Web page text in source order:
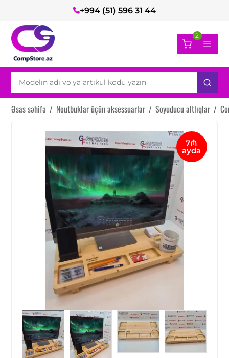
+994 (51) 596 31 44
2
Əsas səhifə / Noutbuklar üçün aksessuarlar / Soyuducu altlıqlar /
7₼
ayda